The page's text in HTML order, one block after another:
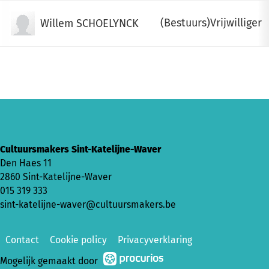
Willem SCHOELYNCK (Bestuurs)Vrijwilliger
Cultuursmakers Sint-Katelijne-Waver
Den Haes 11
2860 Sint-Katelijne-Waver
015 319 333
sint-katelijne-waver@cultuursmakers.be
Contact Cookie policy
Privacyverklaring
Mogelijk gemaakt door